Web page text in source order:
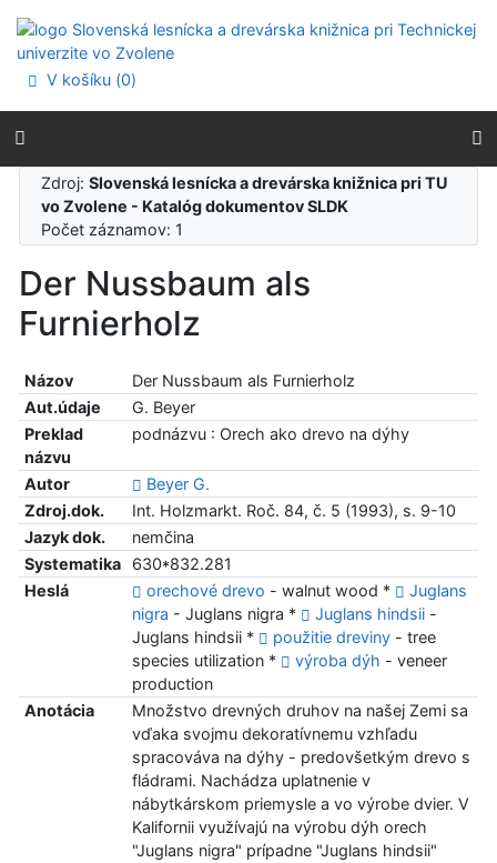
Prejsť na menu
Prehlásenie o webovej prístupnosti
V košíku (0)
Zdroj:Slovenská lesnícka a drevárska knižnica pri TU
vo Zvolene - Katalóg dokumentov SLDK
Počet záznamov: 1
Der Nussbaum als
Furnierholz
Názov
Der Nussbaum als Furnierholz
Aut.údaje
G. Beyer
Preklad
názvu
podnázvu : Orech ako drevo na dýhy
Autor
Beyer G.
Zdroj.dok.
Int. Holzmarkt. Roč. 84, č. 5 (1993), s. 9-10
Jazyk dok.
nemčina
Systematika
630*832.281
Heslá
orechové drevo - walnut wood *
Juglans
nigra - Juglans nigra * Juglans hindsii-
Juglans hindsii *
použitie dreviny- tree
species utilization *
výroba dýh - veneer
production
Anotácia
Množstvo drevných druhov na našej Zemi sa
vďaka svojmu dekoratívnemu vzhľadu
spracováva na dýhy - predovšetkým drevo s
fládrami. Nachádza uplatnenie v
nábytkárskom priemysle a vo výrobe dvier. V
Kalifornii využívajú na výrobu dýh orech
"Juglans nigra" prípadne "Juglans hindsii"